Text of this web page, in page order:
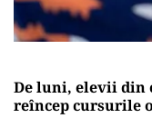
De luni, elevii din
reîncep cursurile